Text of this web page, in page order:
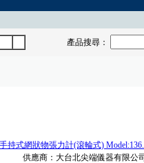
產品搜尋：
持式網狀物張力計(滾輪式)
供應商：大台北尖端儀器有限公司